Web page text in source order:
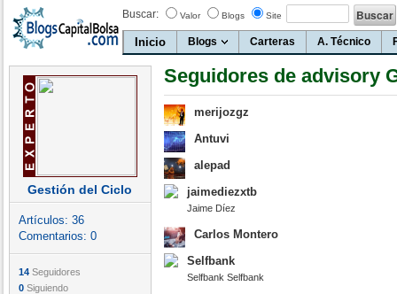
Buscar: Valor Blogs Site
Inicio Blogs Carteras A. Técnico
Gestión del Ciclo
Artículos: 36
Comentarios: 0
14 Seguidores
0 Siguiendo
Seguidores de advisory
merijozgz
Antuvi
alepad
jaimediezxtb
Jaime Díez
Carlos Montero
Selfbank
Selfbank Selfbank